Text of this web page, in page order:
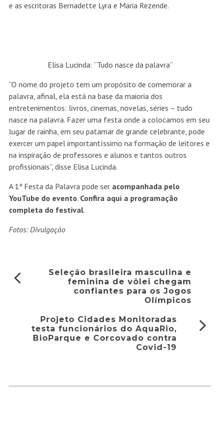
e as escritoras Bernadette Lyra e Maria Rezende.
Elisa Lucinda: “Tudo nasce da palavra”
“O nome do projeto tem um propósito de comemorar a
palavra, afinal, ela está na base da maioria dos
entretenimentos: livros, cinemas, novelas, séries – tudo
nasce na palavra. Fazer uma festa onde a colocamos em seu
lugar de rainha, em seu patamar de grande celebrante, pode
exercer um papel importantíssimo na formação de leitores e
na inspiração de professores e alunos e tantos outros
profissionais”, disse Elisa Lucinda.
A 1ª Festa da Palavra pode ser acompanhada pelo
YouTube do evento. Confira aqui a programação
completa do festival.
Fotos: Divulgação
Seleção brasileira masculina e
feminina de vôlei chegam
confiantes para os Jogos
Olímpicos
Projeto Cidades Monitoradas
testa funcionários do AquaRio,
BioParque e Corcovado contra
Covid-19